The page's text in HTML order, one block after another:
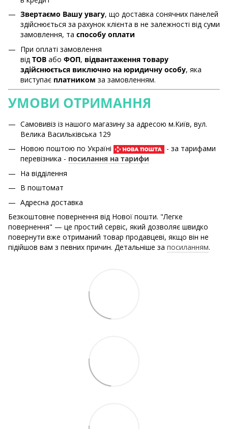
Звертаємо Вашу увагу, що доставка сонячних панелей
здійснюється за рахунок клієнта в не залежності від суми
замовлення, та способу оплати
При оплаті замовлення
від ТОВ або ФОП, відвантаження товару
здійснюється виключно на юридичну особу, яка
виступає платником за замовленням.
УМОВИ ОТРИМАННЯ
Самовивіз із нашого магазину за адресою м.Київ, вул.
Велика Васильківська 129
Новою поштою по Україні
- за тарифами
перевізника - посилання на тарифи
На відділення
В поштомат
Адресна доставка
Безкоштовне повернення від Нової пошти. "Легке
повернення" — це простий сервіс, який дозволяє швидко
повернути вже отриманий товар продавцеві, якщо він не
підійшов вам з певних причин. Детальніше за посиланням.